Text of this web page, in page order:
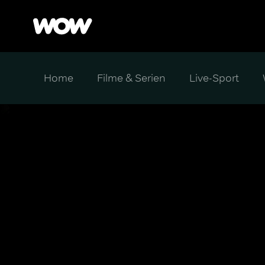
Home Filme & Serien Live-Sport